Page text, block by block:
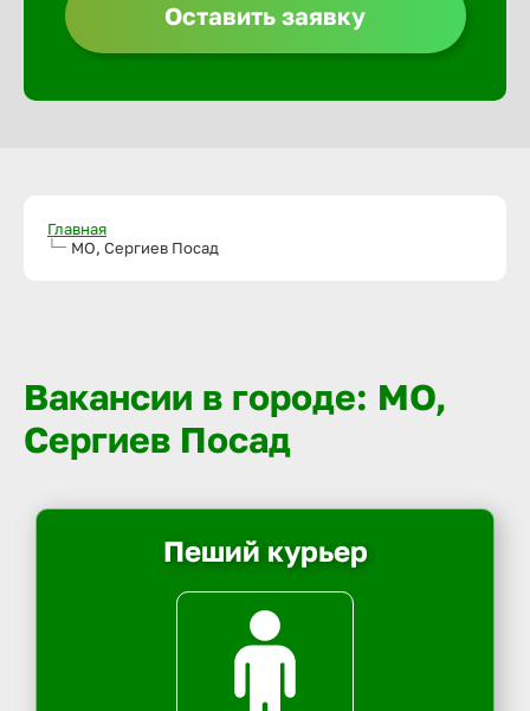
Оставить заявку
Главная
МО, Сергиев Посад
Вакансии в городе: МО,
Сергиев Посад
Пеший курьер